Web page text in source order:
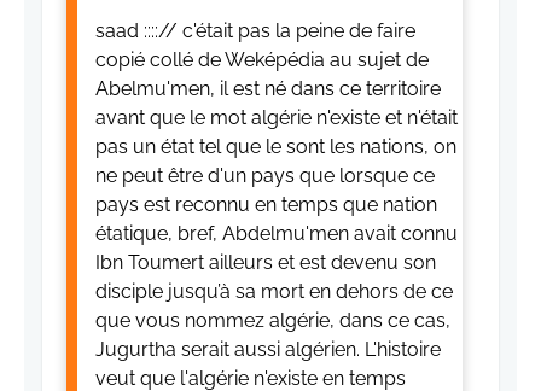
saad ::::// c'était pas la peine de faire
copié collé de Weképédia au sujet de
Abelmu'men, il est né dans ce territoire
avant que le mot algérie n'existe et n'était
pas un état tel que le sont les nations, on
ne peut être d'un pays que lorsque ce
pays est reconnu en temps que nation
étatique, bref, Abdelmu'men avait connu
Ibn Toumert ailleurs et est devenu son
disciple jusqu’à sa mort en dehors de ce
que vous nommez algérie, dans ce cas,
Jugurtha serait aussi algérien. L'histoire
veut que l'algérie n'existe en temps